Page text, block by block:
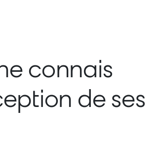
connais
de ses